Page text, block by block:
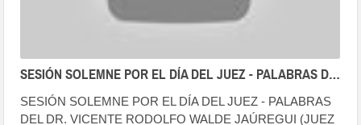
SESIÓN SOLEMNE POR EL DÍA DEL JUEZ - PALABRAS DEL DR. VICENTE RODOLFO WALDE JAÚREGUI
SESIÓN SOLEMNE POR EL DÍA DEL JUEZ - PALABRAS
DEL DR. VICENTE RODOLFO WALDE JAÚREGUI (JUEZ